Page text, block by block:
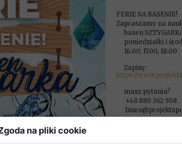
FERIE NA BASENIE!
Zapraszamy na
basen
poniedziałki i
16.00, 17.00, 18.00
Zapisy:
https://
masz pytania?
+48 880 362 508
na pliki cookie